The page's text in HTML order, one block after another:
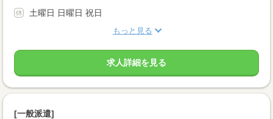
土曜日 日曜日 祝日
もっと見る
求人詳細を見る
[一般派遣]